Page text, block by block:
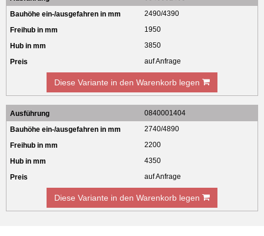
2490/4390
1950
3850
auf Anfrage
Diese Variante in den Warenkorb legen
0840001404
2740/4890
2200
4350
auf Anfrage
Diese Variante in den Warenkorb legen